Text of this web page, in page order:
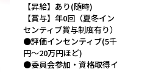
【昇給】あり(随時)
【賞与】年0回（夏冬イン
センティブ賞与制度有り）
●評価インセンティブ(5千
円～20万円ほど)
●委員会参加・資格取得イ